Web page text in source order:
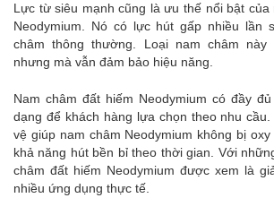
Lực từ siêu mạnh cũng là ưu thế nổi bật của
Neodymium. Nó có lực hút gấp nhiều lần
châm thông thường. Loại nam châm
nhưng mà vẫn đảm bảo hiệu năng.
Nam châm đất hiếm Neodymium có đầy
dạng để khách hàng lựa chọn theo nhu
vệ giúp nam châm Neodymium không bị
khả năng hút bền bỉ theo thời gian. Với
châm đất hiếm Neodymium được xem là
nhiều ứng dụng thực tế.